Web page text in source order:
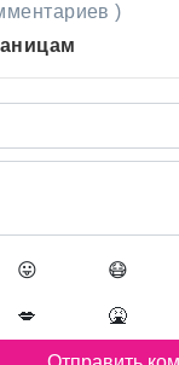
)
😛 😷
💋 🤮